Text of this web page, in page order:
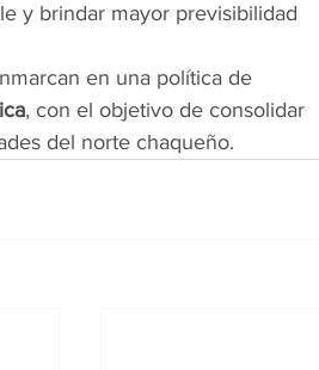
y brindar mayor previsibilidad
en una política de
, con el objetivo de consolidar
del norte chaqueño.